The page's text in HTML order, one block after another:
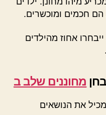
חכמים ומוכשרים.
אחוז מהילדים
מחוננים שלב ב
את הנושאים